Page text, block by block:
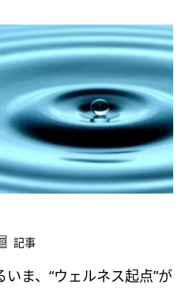
記事
ま、“ウェルネス起点”が